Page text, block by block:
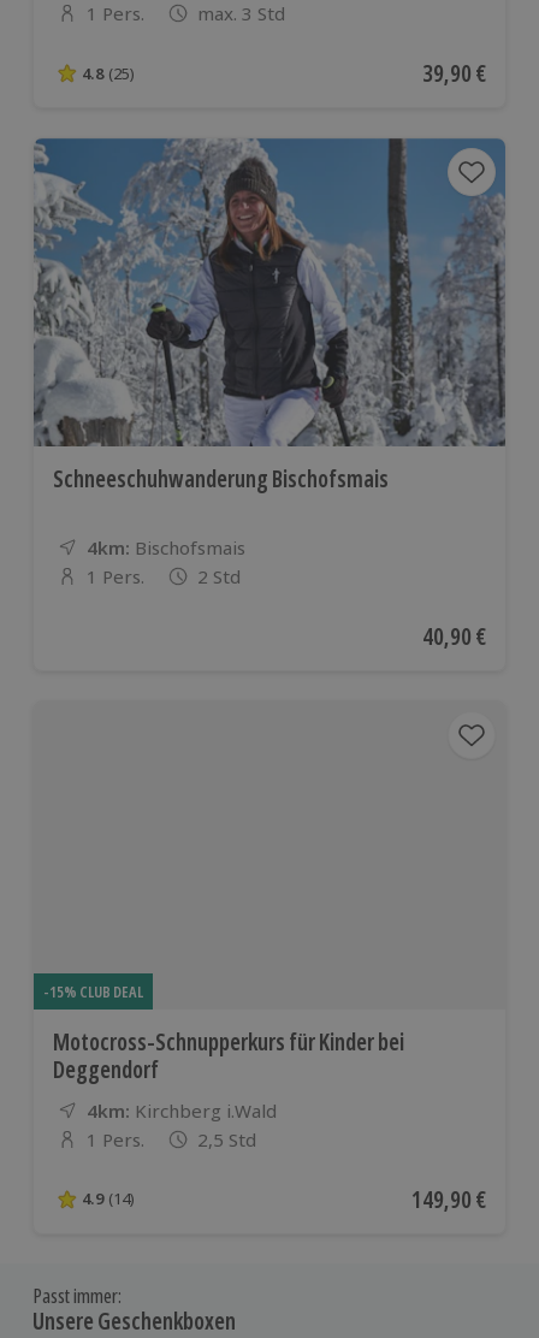
Anzahl der Teilnehmer
1 Pers. max. 3 Std
4.8 von 5 Sternen basierend auf 25 Bewertungen
4.8 (25) Aktueller
39,90 €
Schneeschuhwanderung Bischofsmais
4km: Entfernung
Standort
Bischofsmais
Anzahl der Teilnehmer
1 Pers. 2 Std
Aktueller
40,90 €
-15% CLUB DEAL
Motocross-Schnupperkurs für Kinder bei
Deggendorf
4km: Entfernung
Standort
Kirchberg i.Wald
Anzahl der Teilnehmer
1 Pers. 2,5 Std
4.9 von 5 Sternen basierend auf 14 Bewertungen
4.9 (14) Aktueller Preis
149,90 €
Passt immer:
Unsere Geschenkboxen